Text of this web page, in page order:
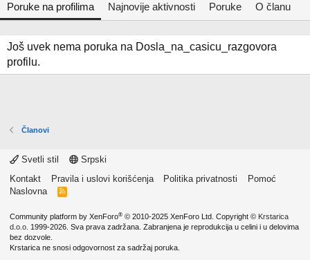
Poruke na profilima Najnovije aktivnosti Poruke O članu
Još uvek nema poruka na Dosla_na_casicu_razgovora
profilu.
Članovi
Svetli stil
Srpski
Kontakt
Pravila i uslovi korišćenja Politika privatnosti
Pomoć
Naslovna
R
Community platform by XenForo® © 2010-2025 XenForo Ltd. Copyright © Krstarica
d.o.o. 1999-2026. Sva prava zadržana. Zabranjena je reprodukcija u celini i u delovima
bez dozvole.
Krstarica ne snosi odgovornost za sadržaj poruka.